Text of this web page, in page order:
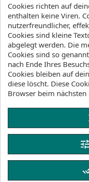
Verfügbarkeit
Kiteshop
an Lager:
1-3 Werktage
Lager
an Lager:
2-4 Werktage
Klicke hier um die
Beschreibung
Cookies richten auf
enthalten keine Viren.
nutzerfreundlicher,
Cookies sind kleine
abgelegt werden. Die
Cookies sind so
nach Ende Ihres
Cookies bleiben auf
diese löscht. Diese
Browser beim
tune